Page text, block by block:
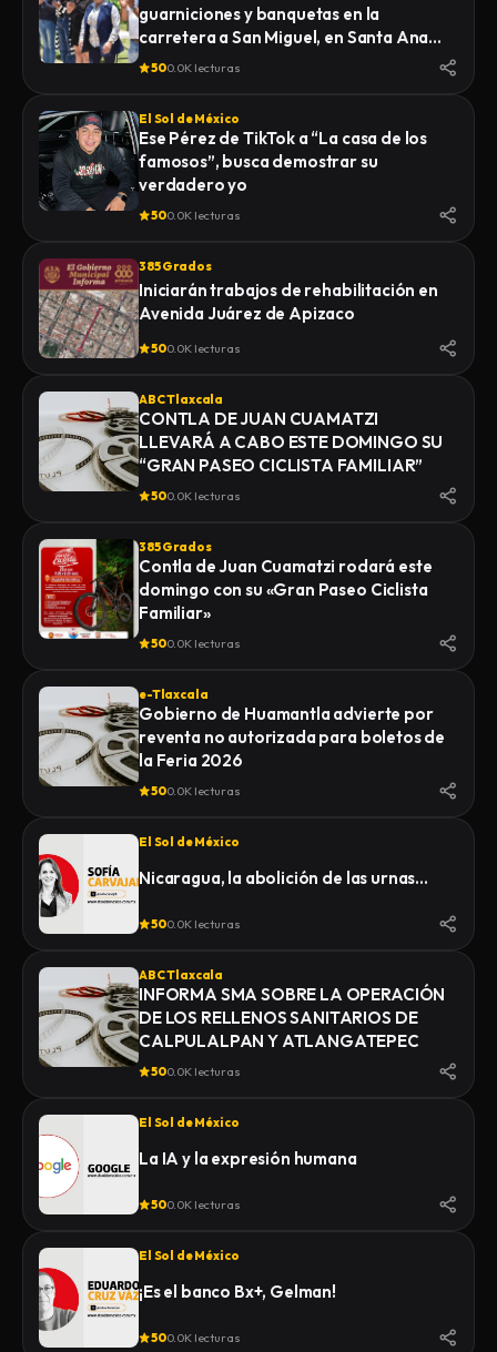
guarniciones y banquetas en la
carretera a San Miguel, en Santa Ana
Nopalucan
500.0K lecturas
El Sol de México
Ese Pérez de TikTok a “La casa de los
famosos”, busca demostrar su
verdadero yo
500.0K lecturas
385 Grados
Iniciarán trabajos de rehabilitación en
Avenida Juárez de Apizaco
500.0K lecturas
ABC Tlaxcala
CONTLA DE JUAN CUAMATZI
LLEVARÁ A CABO ESTE DOMINGO SU
“GRAN PASEO CICLISTA FAMILIAR”
500.0K lecturas
385 Grados
Contla de Juan Cuamatzi rodará este
domingo con su «Gran Paseo Ciclista
Familiar»
500.0K lecturas
e-Tlaxcala
Gobierno de Huamantla advierte por
reventa no autorizada para boletos de
la Feria 2026
500.0K lecturas
El Sol de México
Nicaragua, la abolición de las urnas…
500.0K lecturas
ABC Tlaxcala
INFORMA SMA SOBRE LA OPERACIÓN
DE LOS RELLENOS SANITARIOS DE
CALPULALPAN Y ATLANGATEPEC
500.0K lecturas
El Sol de México
La IA y la expresión humana
500.0K lecturas
El Sol de México
¡Es el banco Bx+, Gelman!
500.0K lecturas